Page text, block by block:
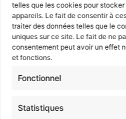
telles que les cookies pour
appareils. Le fait de consentir à
traiter des données telles que le
uniques sur ce site. Le fait de ne
consentement peut avoir un effet
et fonctions.
Fonctionnel
Statistiques